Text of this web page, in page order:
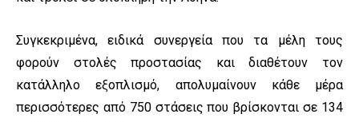
Συγκεκριμένα, ειδικά συνεργεία που τα μέλη τους
φορούν στολές προστασίας και διαθέτουν τον
κατάλληλο εξοπλισμό, απολυμαίνουν κάθε μέρα
περισσότερες από 750 στάσεις που βρίσκονται σε 134